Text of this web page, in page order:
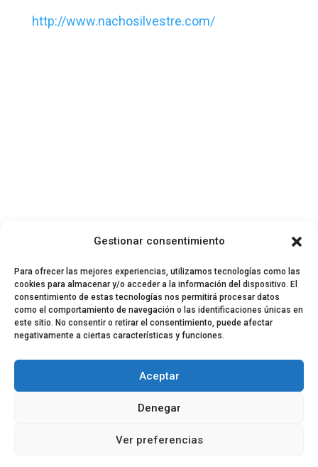
Gestionar consentimiento
Para ofrecer las mejores experiencias, utilizamos tecnologías como las
cookies para almacenar y/o acceder a la información del dispositivo. El
consentimiento de estas tecnologías nos permitirá procesar datos
como el comportamiento de navegación o las identificaciones únicas en
este sitio. No consentir o retirar el consentimiento, puede afectar
negativamente a ciertas características y funciones.
Aceptar
Denegar
Ver preferencias
http://www.nachosilvestre.com/
Equipo EPDLT Contacto